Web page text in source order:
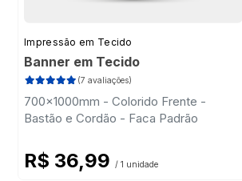
Impressão em Tecido
Banner em Tecido
(7 avaliações)
700x1000mm - Colorido Frente -
Bastão e Cordão - Faca Padrão
R$ 36,99 / 1 unidade